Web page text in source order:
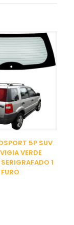
5P SUV
VERDE
1
FURO